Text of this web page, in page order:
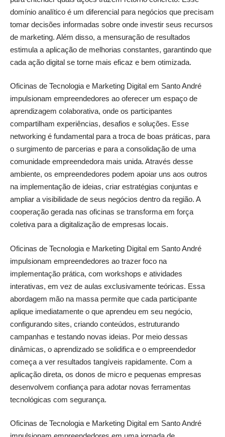
domínio analítico é um diferencial para negócios que precisam
tomar decisões informadas sobre onde investir seus recursos
de marketing. Além disso, a mensuração de resultados
estimula a aplicação de melhorias constantes, garantindo que
cada ação digital se torne mais eficaz e bem otimizada.
Oficinas de Tecnologia e Marketing Digital em Santo André
impulsionam empreendedores ao oferecer um espaço de
aprendizagem colaborativa, onde os participantes
compartilham experiências, desafios e soluções. Esse
networking é fundamental para a troca de boas práticas, para
o surgimento de parcerias e para a consolidação de uma
comunidade empreendedora mais unida. Através desse
ambiente, os empreendedores podem apoiar uns aos outros
na implementação de ideias, criar estratégias conjuntas e
ampliar a visibilidade de seus negócios dentro da região. A
cooperação gerada nas oficinas se transforma em força
coletiva para a digitalização de empresas locais.
Oficinas de Tecnologia e Marketing Digital em Santo André
impulsionam empreendedores ao trazer foco na
implementação prática, com workshops e atividades
interativas, em vez de aulas exclusivamente teóricas. Essa
abordagem mão na massa permite que cada participante
aplique imediatamente o que aprendeu em seu negócio,
configurando sites, criando conteúdos, estruturando
campanhas e testando novas ideias. Por meio dessas
dinâmicas, o aprendizado se solidifica e o empreendedor
começa a ver resultados tangíveis rapidamente. Com a
aplicação direta, os donos de micro e pequenas empresas
desenvolvem confiança para adotar novas ferramentas
tecnológicas com segurança.
Oficinas de Tecnologia e Marketing Digital em Santo André